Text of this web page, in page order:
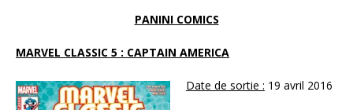
PANINI COMICS
MARVEL CLASSIC 5 : CAPTAIN AMERICA
Date de sortie : 19 avril 2016